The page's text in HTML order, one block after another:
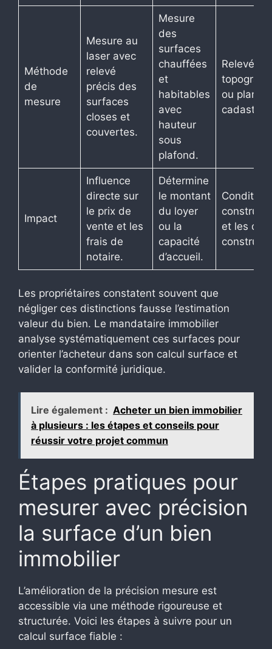
Méthode
de
mesure
Mesure au
laser avec
relevé
précis des
surfaces
closes et
couvertes.
Mesure
des
surfaces
chauffées
et
habitables
avec
hauteur
sous
plafond.
Relevé
ou plan
cadastral.
Impact
Influence
directe sur
le prix de
vente et les
frais de
notaire.
Détermine
le montant
du loyer
ou la
capacité
d’accueil.
et les
Les propriétaires constatent souvent que
négliger ces distinctions fausse l’estimation
valeur du bien. Le mandataire immobilier
analyse systématiquement ces surfaces pour
orienter l’acheteur dans son calcul surface et
valider la conformité juridique.
Lire également : Acheter un bien immobilier
à plusieurs : les étapes et conseils pour
réussir votre projet commun
Étapes pratiques pour
mesurer avec précision
la surface d’un bien
immobilier
L’amélioration de la précision mesure est
accessible via une méthode rigoureuse et
structurée. Voici les étapes à suivre pour un
calcul surface fiable :